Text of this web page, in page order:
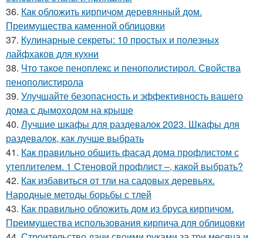
36. Как обложить кирпичом деревянный дом.
Преимущества каменной облицовки
37. Кулинарные секреты: 10 простых и полезных
лайфхаков для кухни
38. Что такое пеноплекс и пенополистирол. Свойства
пенополистирола
39. Улучшайте безопасность и эффективность вашего
дома с дымоходом на крыше
40. Лучшие шкафы для раздевалок 2023. Шкафы для
раздевалок, как лучше выбрать
41. Как правильно обшить фасад дома профлистом с
утеплителем. 1 Стеновой профлист –, какой выбрать?
42. Как избавиться от тли на садовых деревьях.
Народные методы борьбы с тлей
43. Как правильно обложить дом из бруса кирпичом.
Преимущества использования кирпича для облицовки